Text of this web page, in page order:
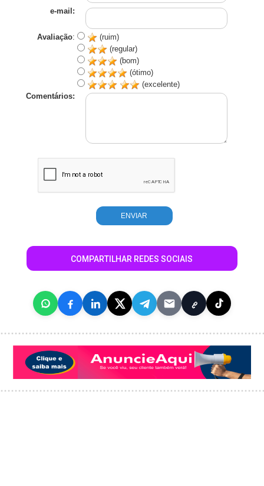
e-mail:
Avaliação:
(ruim)
(regular)
(bom)
(ótimo)
(excelente)
Comentários:
COMPARTILHAR REDES SOCIAIS